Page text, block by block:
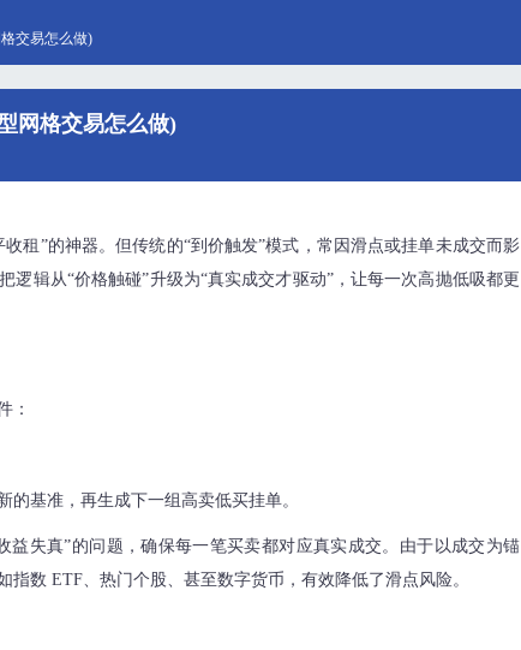
交易怎么做)
网格交易怎么做)
租”的神器。但传统的“到价触发”模式，常因滑点或挂单未成交而影
把逻辑从“价格触碰”升级为“真实成交才驱动”，让每一次高抛低吸都更
：
基准，再生成下一组高卖低买挂单。
失真”的问题，确保每一笔买卖都对应真实成交。由于以成交为锚
数 ETF、热门个股、甚至数字货币，有效降低了滑点风险。